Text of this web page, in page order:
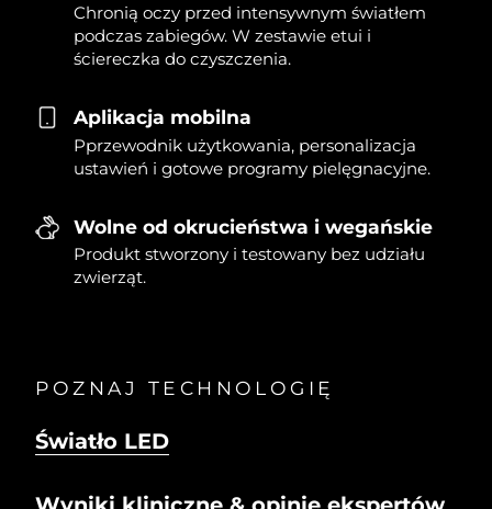
Chronią oczy przed intensywnym światłem
podczas zabiegów. W zestawie etui i
ściereczka do czyszczenia.
Aplikacja mobilna
Pprzewodnik użytkowania, personalizacja
ustawień i gotowe programy pielęgnacyjne.
Wolne od okrucieństwa i wegańskie
Produkt stworzony i testowany bez udziału
zwierząt.
POZNAJ TECHNOLOGIĘ
Światło LED